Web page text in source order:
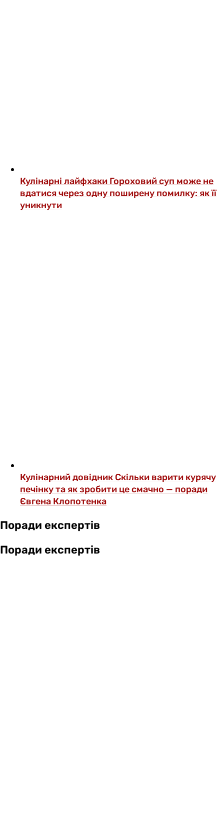
Кулінарні лайфхаки Гороховий суп може не
вдатися через одну поширену помилку: як її
уникнути
Кулінарний довідник Скільки варити курячу
печінку та як зробити це смачно — поради
Євгена Клопотенка
Поради експертів
Поради експертів